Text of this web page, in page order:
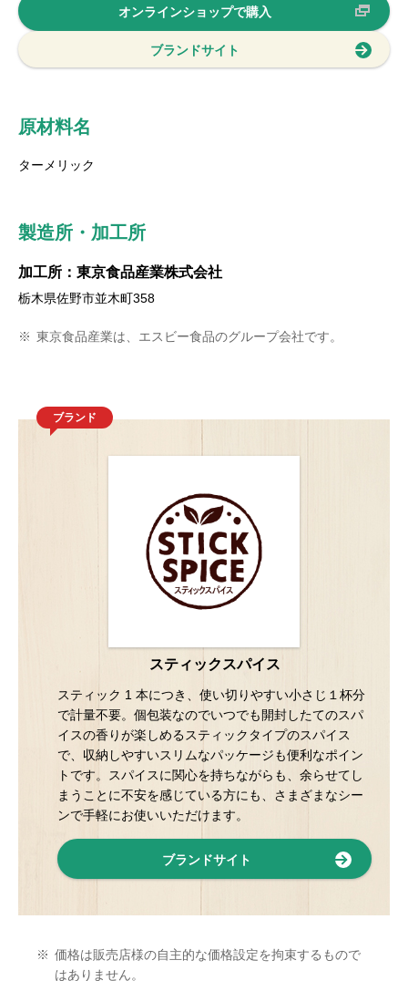
オンラインショップで購入
ブランドサイト
原材料名
ターメリック
製造所・加工所
加工所：東京食品産業株式会社
栃木県佐野市並木町358
※ 東京食品産業は、エスビー食品のグループ会社です。
ブランド
スティックスパイス
スティック 1 本につき、使い切りやすい小さじ１杯分
で計量不要。個包装なのでいつでも開封したてのスパ
イスの香りが楽しめるスティックタイプのスパイス
で、収納しやすいスリムなパッケージも便利なポイン
トです。スパイスに関心を持ちながらも、余らせてし
まうことに不安を感じている方にも、さまざまなシー
ンで手軽にお使いいただけます。
ブランドサイト
※ 価格は販売店様の自主的な価格設定を拘束するもので
はありません。